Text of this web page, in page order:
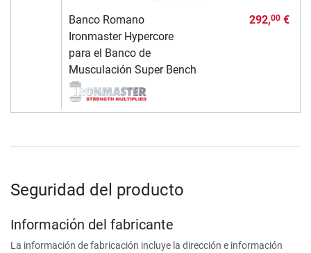
Banco Romano
Ironmaster Hypercore
para el Banco de
Musculación Super Bench
292,00€
Seguridad del producto
Información del fabricante
La información de fabricación incluye la dirección e información